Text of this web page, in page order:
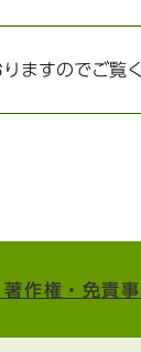
ますのでご覧
著作権・免責